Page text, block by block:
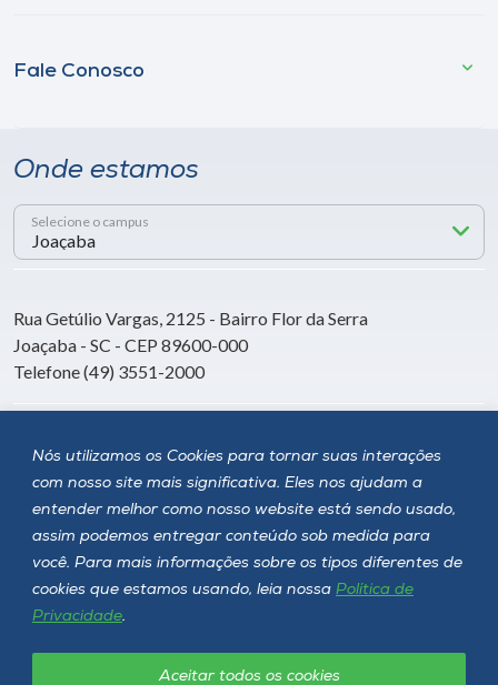
Nós utilizamos os Cookies para tornar suas interações
com nosso site mais significativa. Eles nos ajudam a
entender melhor como nosso website está sendo usado,
assim podemos entregar conteúdo sob medida para
você. Para mais informações sobre os tipos diferentes de
cookies que estamos usando, leia nossa Política de
Privacidade.
Aceitar todos os cookies
Fale Conosco
Onde estamos
Selecione o campus
Rua Getúlio Vargas, 2125 - Bairro Flor da Serra
Joaçaba - SC - CEP 89600-000
Telefone (49) 3551-2000
Siga a Unoesc